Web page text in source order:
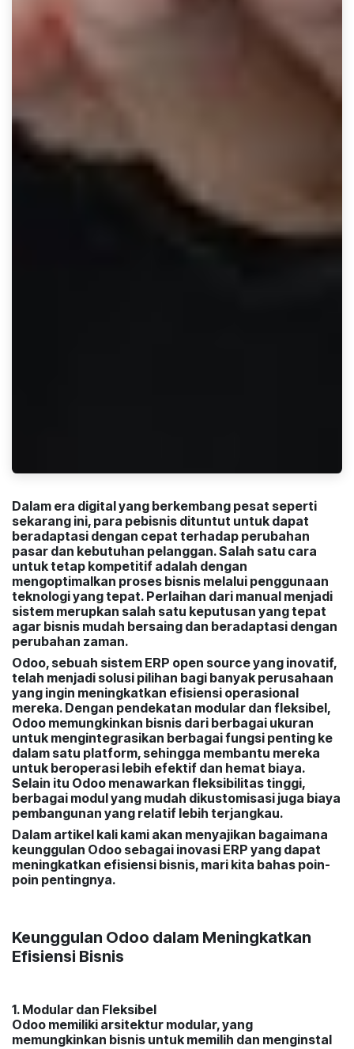
Dalam era digital yang berkembang pesat seperti
sekarang ini, para pebisnis dituntut untuk dapat
beradaptasi dengan cepat terhadap perubahan
pasar dan kebutuhan pelanggan. Salah satu cara
untuk tetap kompetitif adalah dengan
mengoptimalkan proses bisnis melalui penggunaan
teknologi yang tepat. Perlaihan dari manual menjadi
sistem merupkan salah satu keputusan yang tepat
agar bisnis mudah bersaing dan beradaptasi dengan
perubahan zaman.
Odoo, sebuah sistem ERP open source yang inovatif,
telah menjadi solusi pilihan bagi banyak perusahaan
yang ingin meningkatkan efisiensi operasional
mereka. Dengan pendekatan modular dan fleksibel,
Odoo memungkinkan bisnis dari berbagai ukuran
untuk mengintegrasikan berbagai fungsi penting ke
dalam satu platform, sehingga membantu mereka
untuk beroperasi lebih efektif dan hemat biaya.
Selain itu Odoo menawarkan fleksibilitas tinggi,
berbagai modul yang mudah dikustomisasi juga biaya
pembangunan yang relatif lebih terjangkau.
Dalam artikel kali kami akan menyajikan bagaimana
keunggulan Odoo sebagai inovasi ERP yang dapat
meningkatkan efisiensi bisnis, mari kita bahas poin-
poin pentingnya.
Keunggulan Odoo dalam Meningkatkan
Efisiensi Bisnis
1. Modular dan Fleksibel
Odoo memiliki arsitektur modular, yang
memungkinkan bisnis untuk memilih dan menginstal